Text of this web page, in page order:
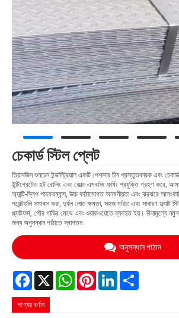
চেকার্ড স্টিল প্লেট
তিয়ানজিন শুনচেন ইন্ডাস্ট্রিয়াল একটি পেশাদার চীন প্রস্তুতকারক এবং
ইন্টিগ্রেটেড হট রোলিং এবং কোল্ড এমবসিং ফর্মিং প্রযুক্তি গ্রহণ করে,
অ্যান্টি-স্লিপ পারফরম্যান্স, উচ্চ কাঠামোগত অনমনীয়তা এবং ঝরঝরে
পয়েন্টগুলি সমাধান করা, দুর্বল লোড ক্ষমতা, সহজ মরিচা এবং সাধারণ ফ্ল্যাট
প্ল্যাটফর্ম, পৌর গাড়ির মেঝে এবং ওয়াকওয়েতে ব্যবহৃত হয়। বিনামূল্যে
জন্য অনুসন্ধান পাঠাতে স্বাগতম.
অনুসন্ধান পাঠান
Facebook
X WhatsAppPinterestLinkedIn
পণ্যের বর্ণনা